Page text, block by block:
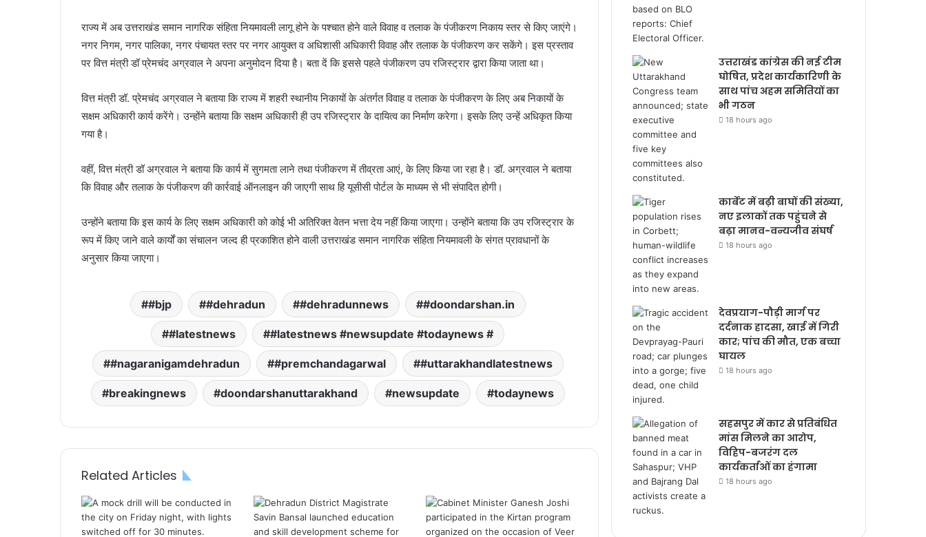
राज्य में अब उत्तराखंड समान नागरिक संहिता नियमावली लागू होने के पश्चात होने वाले विवाह व तलाक के पंजीकरण निकाय स्तर से किए जाएंगे।
नगर निगम, नगर पालिका, नगर पंचायत स्तर पर नगर आयुक्त व अधिशासी अधिकारी विवाह और तलाक के पंजीकरण कर सकेंगे। इस प्रस्ताव
पर वित्त मंत्री डॉ प्रेमचंद अग्रवाल ने अपना अनुमोदन दिया है। बता दें कि इससे पहले पंजीकरण उप रजिस्ट्रार द्वारा किया जाता था।
वित्त मंत्री डॉ. प्रेमचंद अग्रवाल ने बताया कि राज्य में शहरी स्थानीय निकायों के अंतर्गत विवाह व तलाक के पंजीकरण के लिए अब निकायों के
सक्षम अधिकारी कार्य करेंगे। उन्होंने बताया कि सक्षम अधिकारी ही उप रजिस्ट्रार के दायित्व का निर्माण करेगा। इसके लिए उन्हें अधिकृत किया
गया है।
वहीं, वित्त मंत्री डॉ अग्रवाल ने बताया कि कार्य में सुगमता लाने तथा पंजीकरण में तीव्रता आएं, के लिए किया जा रहा है। डॉ. अग्रवाल ने बताया
कि विवाह और तलाक के पंजीकरण की कार्रवाई ऑनलाइन की जाएगी साथ हि यूसीसी पोर्टल के माध्यम से भी संपादित होगी।
उन्होंने बताया कि इस कार्य के लिए सक्षम अधिकारी को कोई भी अतिरिक्त वेतन भत्ता देय नहीं किया जाएगा। उन्होंने बताया कि उप रजिस्ट्रार के
रूप में किए जाने वाले कार्यों का संचालन जल्द ही प्रकाशित होने वाली उत्तराखंड समान नागरिक संहिता नियमावली के संगत प्रावधानों के
अनुसार किया जाएगा।
#bjp #dehradun #dehradunnews #doondarshan.in
#latestnews #latestnews #newsupdate #todaynews #
#nagaranigamdehradun #premchandagarwal #uttarakhandlatestnews
breakingnews doondarshanuttarakhand newsupdate todaynews
Related Articles
उत्तराखंड कांग्रेस की नई टीम
घोषित, प्रदेश कार्यकारिणी के
साथ पांच अहम समितियों का
भी गठन
18 hours ago
कार्बेट में बढ़ी बाघों की संख्या,
नए इलाकों तक पहुंचने से
बढ़ा मानव-वन्यजीव संघर्ष
18 hours ago
देवप्रयाग-पौड़ी मार्ग पर
दर्दनाक हादसा, खाई में गिरी
कार; पांच की मौत, एक बच्चा
घायल
18 hours ago
सहसपुर में कार से प्रतिबंधित
मांस मिलने का आरोप,
विहिप-बजरंग दल
कार्यकर्ताओं का हंगामा
18 hours ago